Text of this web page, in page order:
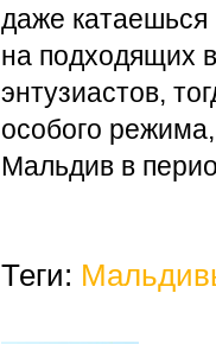
даже катаешься
на подходящих
энтузиастов,
особого
Мальдив в
Теги: